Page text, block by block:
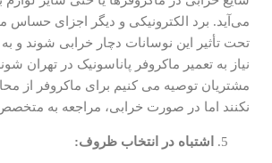
می‌آید. برد الکترونیکی و دیگر اجزای حساس
تحت تأثیر این نوسانات دچار خرابی شوند و
نیاز به تعمیر ماکروفر پاناسونیک در تهران
مشتریان توصیه می کنیم برای ماکروفر از
نکنند اما در صورت خرابی، مراجعه به
اشتباه در انتخاب ظروف: